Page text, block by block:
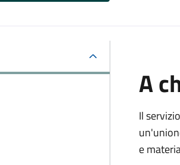
A
Il
e